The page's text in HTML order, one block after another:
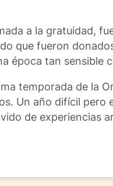
a la gratuidad,
que fueron
época tan sensible
temporada de la
Un año difícil
de experiencias